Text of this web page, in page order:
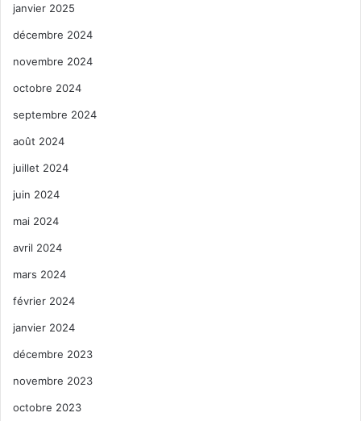
janvier 2025
décembre 2024
novembre 2024
octobre 2024
septembre 2024
août 2024
juillet 2024
juin 2024
mai 2024
avril 2024
mars 2024
février 2024
janvier 2024
décembre 2023
novembre 2023
octobre 2023